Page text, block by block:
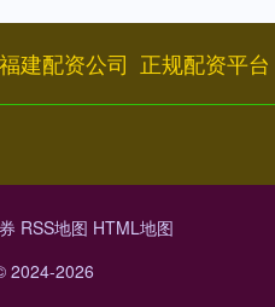
福建配资公司 正规配资平台
RSS地图 HTML地图
2024-2026